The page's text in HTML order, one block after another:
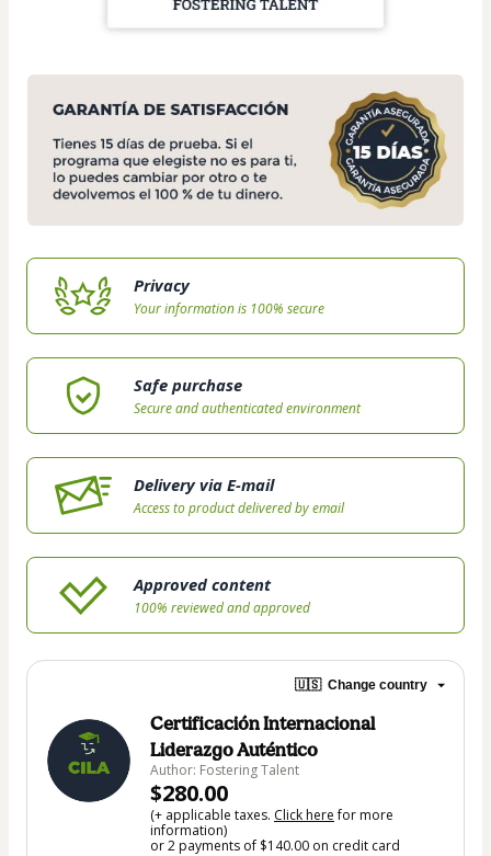
Privacy
Your information is 100% secure
Safe purchase
Secure and authenticated environment
Delivery via E-mail
Access to product delivered by email
Approved content
100% reviewed and approved
🇺🇸 Change country
Certificación Internacional
Liderazgo Auténtico
Author: Fostering Talent
$280.00
(+ applicable taxes. Click herefor more
information)
or 2 payments of $140.00 on credit card